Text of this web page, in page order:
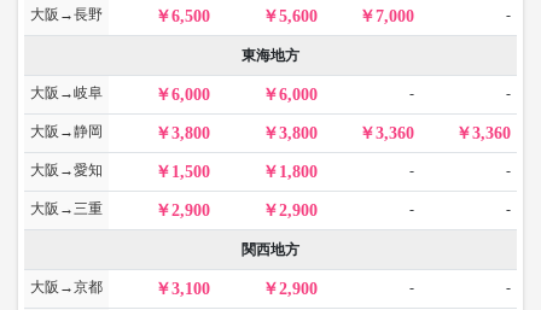
大阪→長野 6,500 5,600 7,000 -
東海地方
大阪→岐阜 6,000 6,000 - -
大阪→静岡 3,800 3,800 3,360 3,360
大阪→愛知 1,500 1,800 - -
大阪→三重 2,900 2,900 - -
関西地方
大阪→京都 3,100 2,900 - -